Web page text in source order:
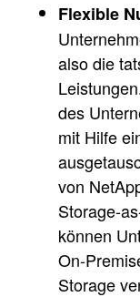
Flexible
also die
des
mit Hilfe
von
Storage-
können
On-
Storage